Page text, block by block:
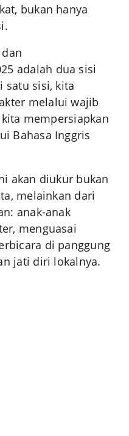
bukan hanya
adalah dua sisi
satu sisi, kita
melalui wajib
mempersiapkan
Bahasa Inggris
akan diukur bukan
melainkan dari
anak-anak
menguasai
di panggung
jati diri lokalnya.